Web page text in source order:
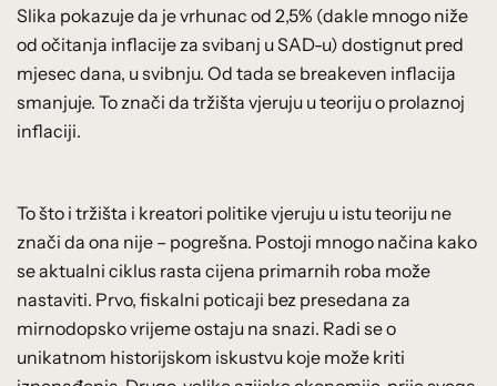
Slika pokazuje da je vrhunac od 2,5% (dakle mnogo niže
od očitanja inflacije za svibanj u SAD-u) dostignut pred
mjesec dana, u svibnju. Od tada se breakeven inflacija
smanjuje. To znači da tržišta vjeruju u teoriju o prolaznoj
inflaciji.
To što i tržišta i kreatori politike vjeruju u istu teoriju ne
znači da ona nije – pogrešna. Postoji mnogo načina kako
se aktualni ciklus rasta cijena primarnih roba može
nastaviti. Prvo, fiskalni poticaji bez presedana za
mirnodopsko vrijeme ostaju na snazi. Radi se o
unikatnom historijskom iskustvu koje može kriti